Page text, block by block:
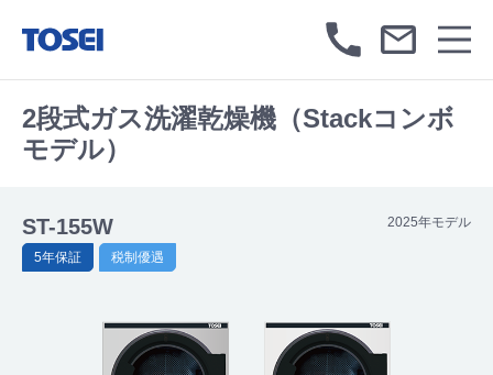
2段式ガス洗濯乾燥機（Stackコンボ
モデル）
ST-155W
5年保証 税制優遇
2025年モデル